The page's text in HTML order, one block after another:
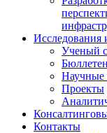
Исследования
Ученый
Научные
Проекты
Контакты